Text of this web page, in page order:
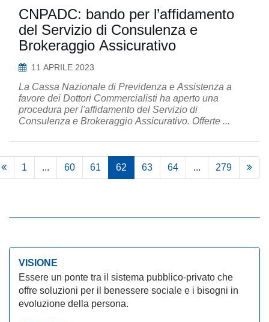
CNPADC: bando per l’affidamento
del Servizio di Consulenza e
Brokeraggio Assicurativo
11 APRILE 2023
La Cassa Nazionale di Previdenza e Assistenza a
favore dei Dottori Commercialisti ha aperto una
procedura per l'affidamento del Servizio di
Consulenza e Brokeraggio Assicurativo. Offerte ...
1 ... 60 61 62 63 64 ... 279
VISIONE
Essere un ponte tra il sistema pubblico-privato che
offre soluzioni per il benessere sociale e i bisogni in
evoluzione della persona.